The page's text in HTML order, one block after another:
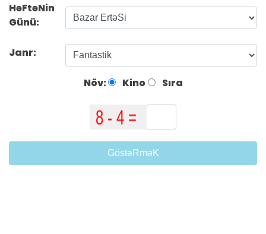
HəFtəNin
Günü:
Janr:
Növ: Kino Sıra
GöstəRməK